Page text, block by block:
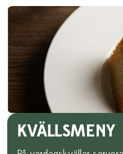
KVÄLLSMENY